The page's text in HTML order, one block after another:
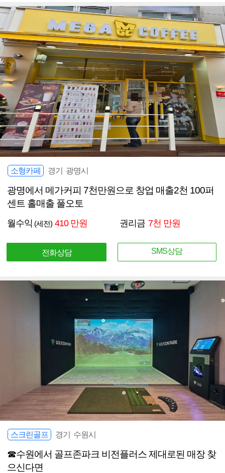
소형카페 경기 광명시
광명에서 메가커피 7천만원으로 창업 매출2천 100퍼
센트 홀매출 풀오토
월수익 (세전) 410 만원 권리금 7천 만원
전화상담 SMS상담
스크린골프 경기 수원시
☎수원에서 골프존파크 비전플러스 제대로된 매장 찾
으신다면